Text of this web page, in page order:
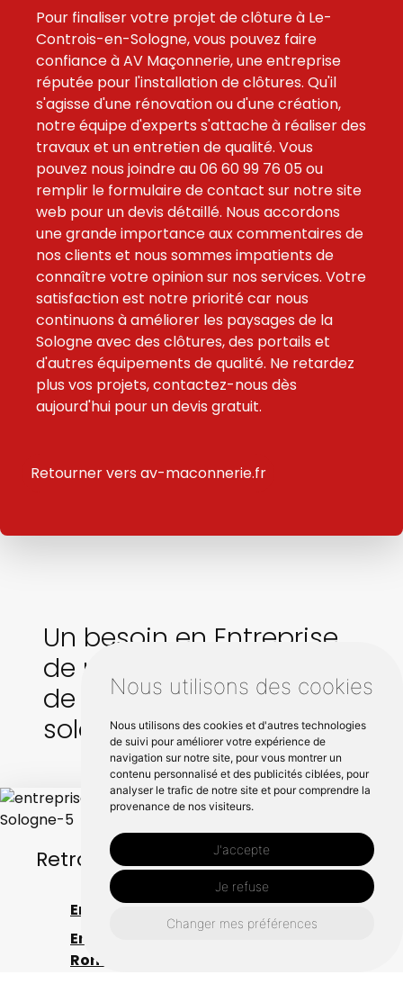
Nous utilisons des cookies
Nous utilisons des cookies et d'autres technologies
de suivi pour améliorer votre expérience de
navigation sur notre site, pour vous montrer un
contenu personnalisé et des publicités ciblées, pour
analyser le trafic de notre site et pour comprendre la
provenance de nos visiteurs.
J'accepte
Je refuse
Changer mes préférences
Pour finaliser votre projet de clôture à Le-
Controis-en-Sologne, vous pouvez faire
confiance à AV Maçonnerie, une entreprise
réputée pour l'installation de clôtures. Qu'il
s'agisse d'une rénovation ou d'une création,
notre équipe d'experts s'attache à réaliser des
travaux et un entretien de qualité. Vous
pouvez nous joindre au 06 60 99 76 05 ou
remplir le formulaire de contact sur notre site
web pour un devis détaillé. Nous accordons
une grande importance aux commentaires de
nos clients et nous sommes impatients de
connaître votre opinion sur nos services. Votre
satisfaction est notre priorité car nous
continuons à améliorer les paysages de la
Sologne avec des clôtures, des portails et
d'autres équipements de qualité. Ne retardez
plus vos projets, contactez-nous dès
aujourd'hui pour un devis gratuit.
Retourner vers av-maconnerie.fr
Un besoin en Entreprise
de pose de clôture près
de Le-controis-en-
sologne ?
Retrouvez nous également ici :
Entreprise de pose de clôture à Blois
Entreprise de pose de clôture à
Romorantin-lanthenay